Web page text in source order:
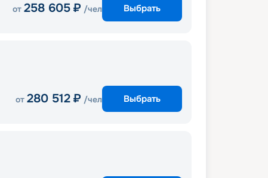
от 258 605 ₽ /чел Выбрать
от 280 512 ₽ /чел Выбрать